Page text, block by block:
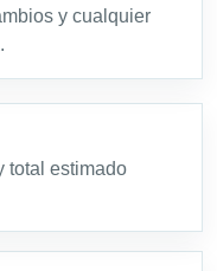
y cualquier
total estimado